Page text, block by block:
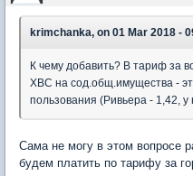
krimchanka, on 01 Mar 2018 -
К чему добавить? В тариф за
ХВС на сод.общ.имущества -
пользования (Ривьера - 1,42, у
Сама не могу в этом вопросе
будем платить по тарифу за